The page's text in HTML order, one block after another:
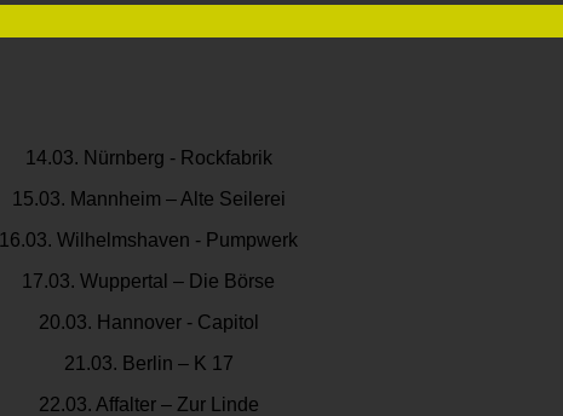
14.03. Nürnberg - Rockfabrik
15.03. Mannheim – Alte Seilerei
16.03. Wilhelmshaven - Pumpwerk
17.03. Wuppertal – Die Börse
20.03. Hannover - Capitol
21.03. Berlin – K 17
22.03. Affalter – Zur Linde